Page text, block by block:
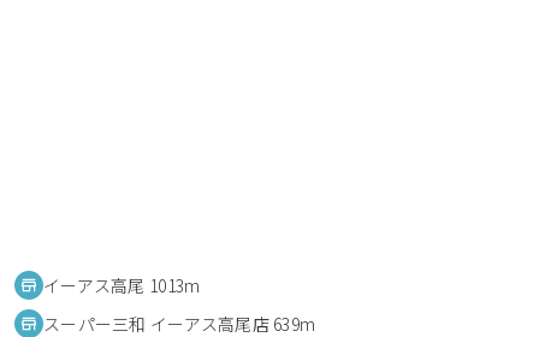
イーアス高尾 1013m
スーパー三和 イーアス高尾店 639m